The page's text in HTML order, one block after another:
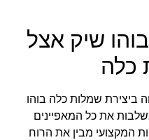
שיק אצל
כלה
ביצירת שמלות כלה בוהו
את כל המאפיינים
המקצועי מבין את הרוח